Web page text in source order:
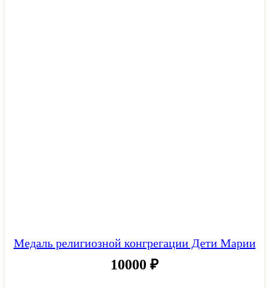
Медаль религиозной конгрегации Дети Марии
10000 ₽